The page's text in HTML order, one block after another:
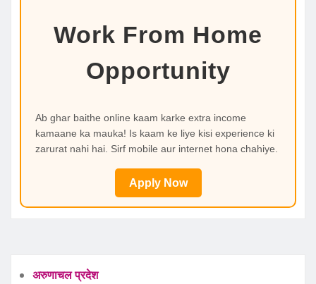
Work From Home
Opportunity
Ab ghar baithe online kaam karke extra income
kamaane ka mauka! Is kaam ke liye kisi experience ki
zarurat nahi hai. Sirf mobile aur internet hona chahiye.
Apply Now
अरुणाचल प्रदेश